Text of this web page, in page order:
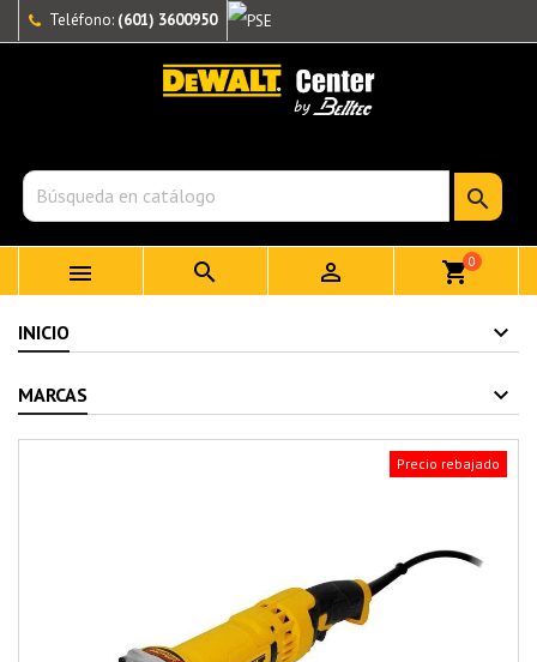
Teléfono: (601) 3600950

   shopping_cart0
INICIO
MARCAS
Precio rebajado